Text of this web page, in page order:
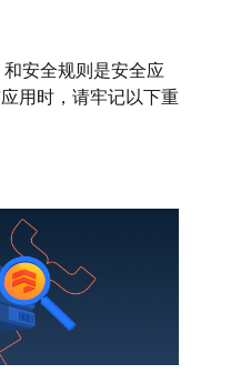
安全规则是安全应
用时，请牢记以下重